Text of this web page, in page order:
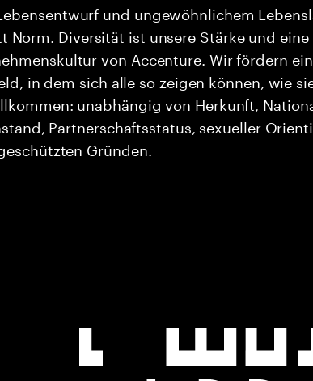
und ungewöhnlichem
Diversität ist unsere Stärke und eine
von Accenture. Wir fördern ein
in dem sich alle so zeigen können, wie
unabhängig von Herkunft,
Partnerschaftsstatus, sexueller
Gründen.